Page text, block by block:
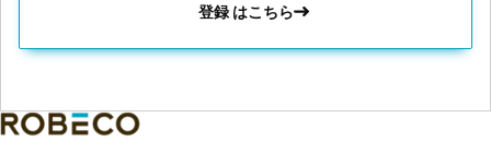
登録 はこちら